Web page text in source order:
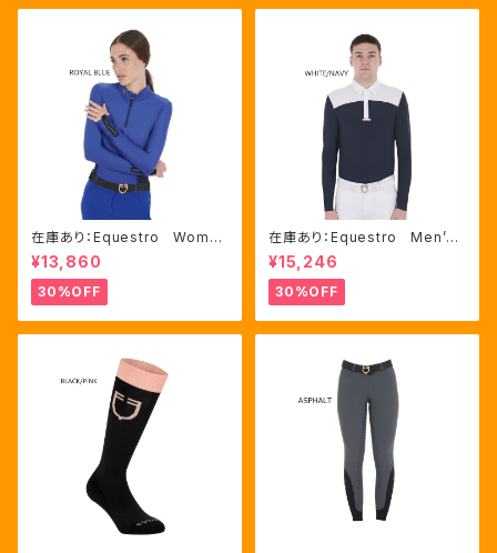
在庫あり：Equestro Wome
n's テクニカル トレーニング
ポロシャツ Royal Blue、M
サイズ（ETW00064）
¥13,860
30%OFF
在庫あり：Equestro Men’ｓ
メッシュコンビ 長袖 競技用
シャツ 2色Mサイズ（ETM000
60）
¥15,246
30%OFF